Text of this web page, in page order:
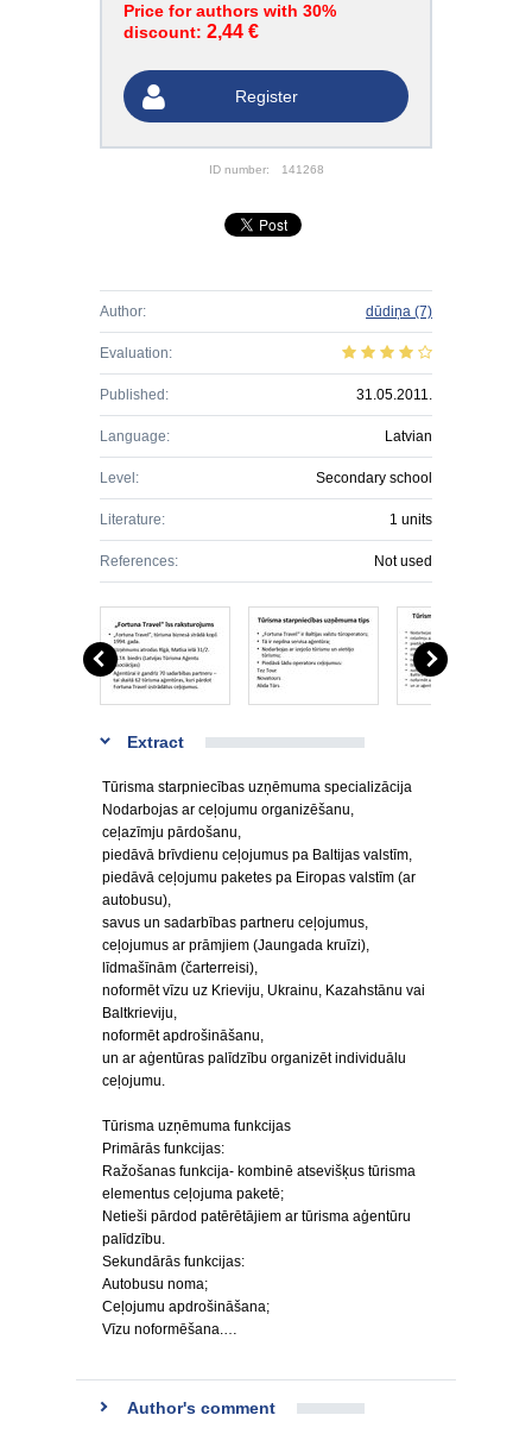
Price for authors with 30%
discount: 2,44 €
Register
ID number: 141268
Author: dūdiņa (7)
Evaluation:
Published: 31.05.2011.
Language: Latvian
Level: Secondary school
Literature: 1 units
References: Not used
Extract
Tūrisma starpniecības uzņēmuma specializācija
Nodarbojas ar ceļojumu organizēšanu,
ceļazīmju pārdošanu,
piedāvā brīvdienu ceļojumus pa Baltijas valstīm,
piedāvā ceļojumu paketes pa Eiropas valstīm (ar
autobusu),
savus un sadarbības partneru ceļojumus,
ceļojumus ar prāmjiem (Jaungada kruīzi),
līdmašīnām (čarterreisi),
noformēt vīzu uz Krieviju, Ukrainu, Kazahstānu vai
Baltkrieviju,
noformēt apdrošināšanu,
un ar aģentūras palīdzību organizēt individuālu
ceļojumu.
Tūrisma uzņēmuma funkcijas
Primārās funkcijas:
Ražošanas funkcija- kombinē atsevišķus tūrisma
elementus ceļojuma paketē;
Netieši pārdod patērētājiem ar tūrisma aģentūru
palīdzību.
Sekundārās funkcijas:
Autobusu noma;
Ceļojumu apdrošināšana;
Vīzu noformēšana.…
Author's comment